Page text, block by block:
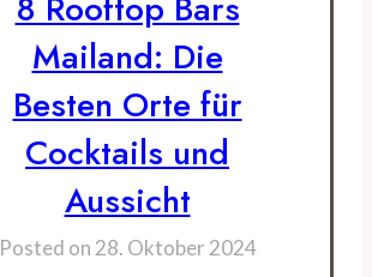
Mailand: Die
Besten Orte für
Cocktails und
Aussicht
Posted on 28. Oktober 2024